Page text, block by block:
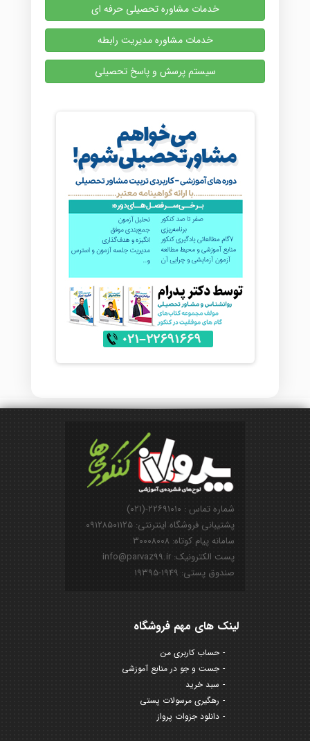
خدمات مشاوره تحصیلی حرفه ای
خدمات مشاوره مدیریت رابطه
سیستم پرسش و پاسخ تحصیلی
شماره تماس : ۲۲۶۹۱۰۱۰-(۰۲۱)
پشتیبانی فروشگاه اینترنتی: ۰۹۱۲۸۵۰۱۱۲۵
سامانه پیام کوتاه: ۳۰۰۰۸۰۰۸
پست الکترونیک: info@parvaz99.ir
صندوق پستی: ۱۹۴۹-۱۹۳۹۵
لینک های مهم فروشگاه
حساب کاربری من
جست و جو در منابع آموزشی
سبد خرید
رهگیری مرسولات پستی
دانلود جزوات پرواز